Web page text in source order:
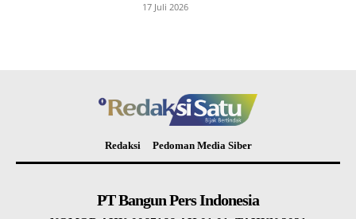
17 Juli 2026
Redaksi Pedoman Media Siber
PT Bangun Pers Indonesia